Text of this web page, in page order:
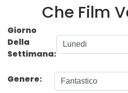
Che Film
Giorno
Della
Settimana:
Genere: